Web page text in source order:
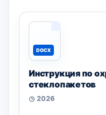
DOCX
Инструкция по
стеклопакетов
◷ 2026